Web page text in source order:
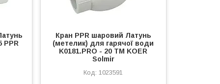
PPR
Кран PPR шаровий Латунь
(метелик) для гарячої води
K0181.PRO - 20 ТМ KOER
Solmir
1023591